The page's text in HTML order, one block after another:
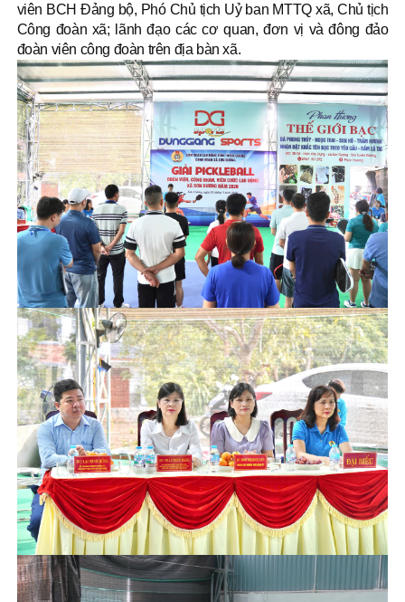
viên BCH Đảng bộ, Phó Chủ tịch Uỷ ban MTTQ xã, Chủ tịch
Công đoàn xã; lãnh đạo các cơ quan, đơn vị và đông đảo
đoàn viên công đoàn trên địa bàn xã.